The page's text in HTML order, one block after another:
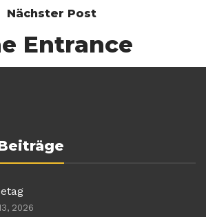
Nächster Post
Entrance
2026